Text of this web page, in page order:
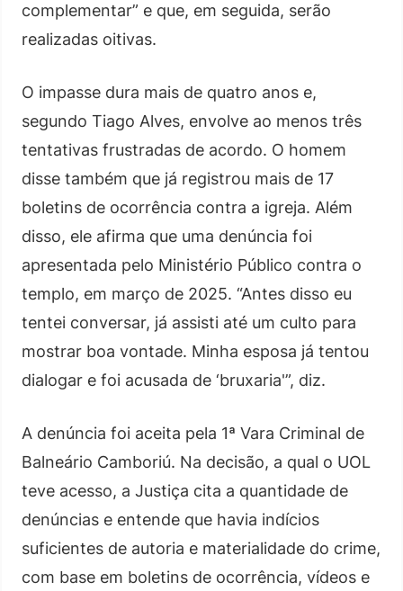
complementar” e que, em seguida, serão
realizadas oitivas.
O impasse dura mais de quatro anos e,
segundo Tiago Alves, envolve ao menos três
tentativas frustradas de acordo. O homem
disse também que já registrou mais de 17
boletins de ocorrência contra a igreja. Além
disso, ele afirma que uma denúncia foi
apresentada pelo Ministério Público contra o
templo, em março de 2025. “Antes disso eu
tentei conversar, já assisti até um culto para
mostrar boa vontade. Minha esposa já tentou
dialogar e foi acusada de ‘bruxaria'”, diz.
A denúncia foi aceita pela 1ª Vara Criminal de
Balneário Camboriú. Na decisão, a qual o UOL
teve acesso, a Justiça cita a quantidade de
denúncias e entende que havia indícios
suficientes de autoria e materialidade do crime,
com base em boletins de ocorrência, vídeos e